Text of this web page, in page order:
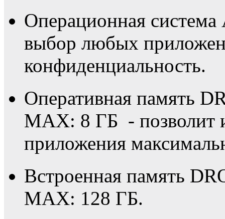
Операционная
выбор любых
конфиденциальность.
Оперативная память
MAX: 8 ГБ - позволит
приложения
Встроенная память
MAX: 128 ГБ.